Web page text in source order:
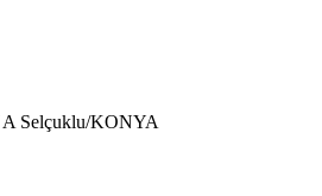
A Selçuklu/KONYA